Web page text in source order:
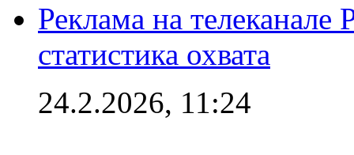
Реклама на
статистика охвата
24.2.2026, 11:24